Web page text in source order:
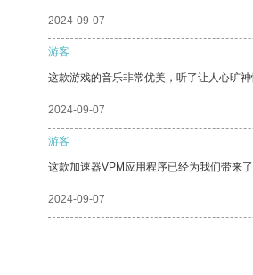
2024-09-07
游客
这款游戏的音乐非常优美，听了让人心旷神
2024-09-07
游客
这款加速器VPM应用程序已经为我们带来
2024-09-07